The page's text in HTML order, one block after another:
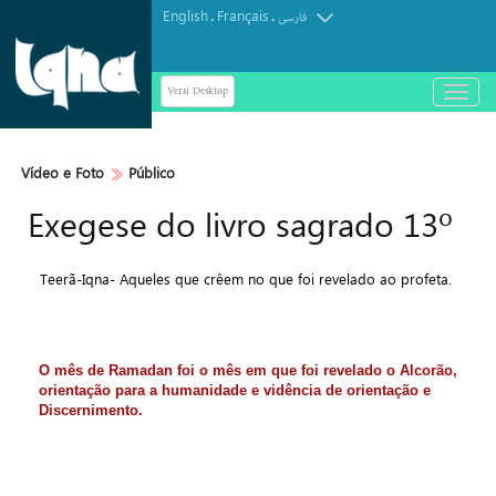
English. Français.فارسی
Versi Desktop
باز
و
Vídeo e Foto Público
Exegese do livro sagrado 13º
Teerã-Iqna- Aqueles que crêem no que foi revelado ao profeta.
O mês de Ramadan foi o mês em que foi revelado o Alcorão,
orientação para a humanidade e vidência de orientação e
Discernimento.